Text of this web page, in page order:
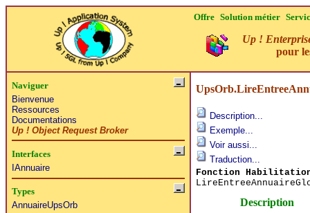
Offre Solution métier
Up !
pour
Naviguer
Bienvenue
Ressources
Documentations
Up ! Object Request Broker
Interfaces
IAnnuaire
Types
AnnuaireUpsOrb
Description...
Exemple...
Voir aussi...
Traduction...
Fonction
Description